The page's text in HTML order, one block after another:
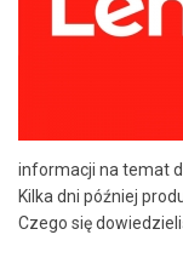
informacji na temat
Kilka dni później
Czego się